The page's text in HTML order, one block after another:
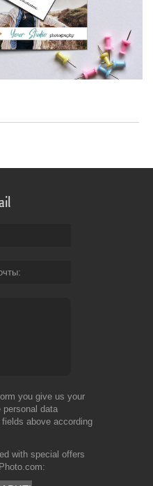
you give us your
data
above according
with special offers